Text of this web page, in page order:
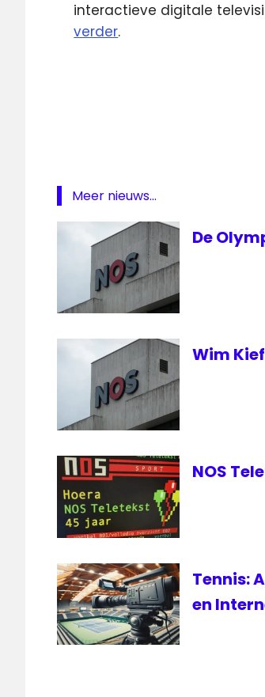
interactieve digitale
verder.
Meer nieuws...
De
Wim
NOS
Tennis:
en